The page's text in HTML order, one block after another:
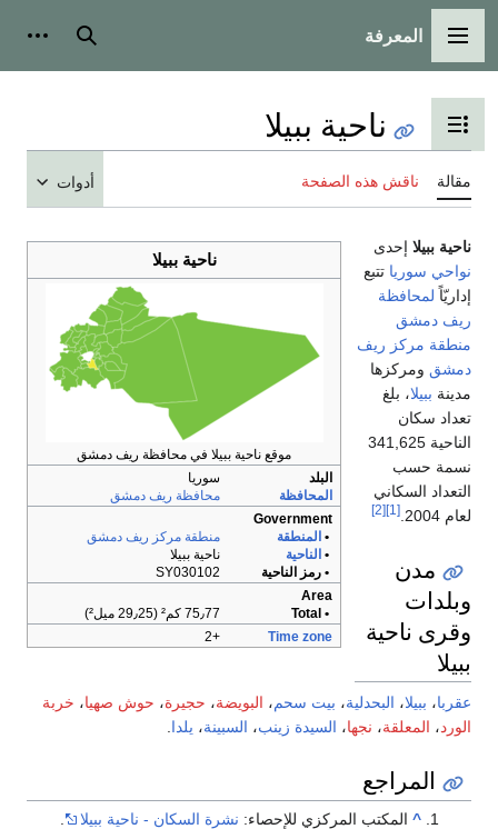
القائمة الرئيسية
المعرفة بحث
تبديل عرض جدول المحتويات
ناحية ببيلا
مقالة ناقش هذه الصفحة أدوات
ناحية ببيلا
موقع ناحية ببيلا في محافظة ريف دمشق
البلد
سوريا
المحافظة
محافظة ريف دمشق
Government
• المنطقة
منطقة مركز ريف دمشق
• الناحية
ناحية ببيلا
• رمز الناحية
SY030102
Area
• Total
75٫77 كم² (29٫25 ميل²)
Time zone
+2
ناحية ببيلا إحدى
نواحي سوريا تتبع
إداريّاً لمحافظة
ريف دمشق
منطقة مركز ريف
دمشق ومركزها
مدينة ببيلا، بلغ
تعداد سكان
الناحية 341,625
نسمة حسب
التعداد السكاني
لعام 2004.
[1]
[2]
مدن
وبلدات
وقرى ناحية
ببيلا
عقربا، ببيلا، البحدلية، بيت سحم، البويضة، حجيرة، حوش صهيا، خربة
الورد، المعلقة، نجها، السيدة زينب، السبينة، يلدا.
المراجع
^ المكتب المركزي للإحصاء: نشرة السكان - ناحية ببيلا